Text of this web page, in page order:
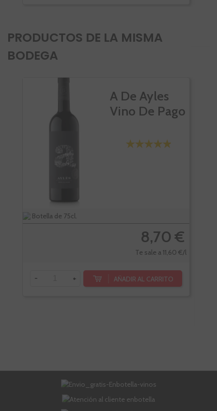
PRODUCTOS DE LA MISMA
BODEGA
A De Ayles
Vino De Pago
Botella de 75cl.
8,70 €
Te sale a 11,60 €/l
- + AÑADIR AL CARRITO